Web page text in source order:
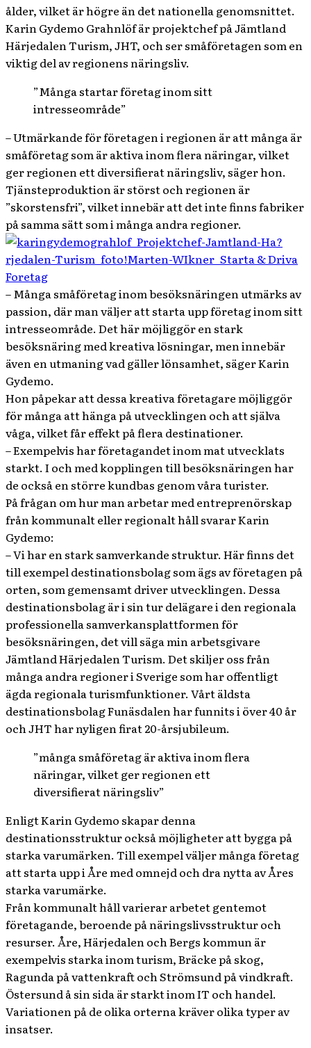
ålder, vilket är högre än det nationella genomsnittet.
Karin Gydemo Grahnlöf är projektchef på Jämtland
Härjedalen Turism, JHT, och ser småföretagen som en
viktig del av regionens näringsliv.
”Många startar företag inom sitt
intresseområde”
– Utmärkande för företagen i regionen är att många är
småföretag som är aktiva inom flera näringar, vilket
ger regionen ett diversifierat näringsliv, säger hon.
Tjänsteproduktion är störst och regionen är
”skorstensfri”, vilket innebär att det inte finns fabriker
på samma sätt som i många andra regioner.
– Många småföretag inom besöksnäringen utmärks av
passion, där man väljer att starta upp företag inom sitt
intresseområde. Det här möjliggör en stark
besöksnäring med kreativa lösningar, men innebär
även en utmaning vad gäller lönsamhet, säger Karin
Gydemo.
Hon påpekar att dessa kreativa företagare möjliggör
för många att hänga på utvecklingen och att själva
våga, vilket får effekt på flera destinationer.
– Exempelvis har företagandet inom mat utvecklats
starkt. I och med kopplingen till besöksnäringen har
de också en större kundbas genom våra turister.
På frågan om hur man arbetar med entreprenörskap
från kommunalt eller regionalt håll svarar Karin
Gydemo:
– Vi har en stark samverkande struktur. Här finns det
till exempel destinationsbolag som ägs av företagen på
orten, som gemensamt driver utvecklingen. Dessa
destinationsbolag är i sin tur delägare i den regionala
professionella samverkansplattformen för
besöksnäringen, det vill säga min arbetsgivare
Jämtland Härjedalen Turism. Det skiljer oss från
många andra regioner i Sverige som har offentligt
ägda regionala turismfunktioner. Vårt äldsta
destinationsbolag Funäsdalen har funnits i över 40 år
och JHT har nyligen firat 20-årsjubileum.
”många småföretag är aktiva inom flera
näringar, vilket ger regionen ett
diversifierat näringsliv”
Enligt Karin Gydemo skapar denna
destinationsstruktur också möjligheter att bygga på
starka varumärken. Till exempel väljer många företag
att starta upp i Åre med omnejd och dra nytta av Åres
starka varumärke.
Från kommunalt håll varierar arbetet gentemot
företagande, beroende på näringslivsstruktur och
resurser. Åre, Härjedalen och Bergs kommun är
exempelvis starka inom turism, Bräcke på skog,
Ragunda på vattenkraft och Strömsund på vindkraft.
Östersund å sin sida är starkt inom IT och handel.
Variationen på de olika orterna kräver olika typer av
insatser.